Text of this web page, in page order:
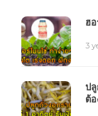
ฮ
3
ปลู
ต้